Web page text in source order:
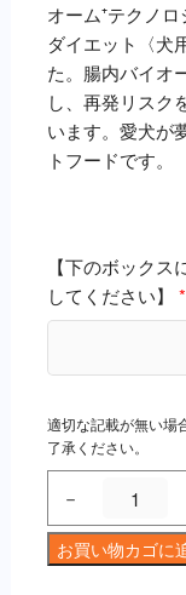
オーム⁺テクノ
ダイエット〈犬
た。腸内バイオ
し、再発リスク
います。愛犬が
トフードです。
【下のボック
してください】 *
適切な記載が無い場
了承ください。
－
【繊
維
＆
お買い物カゴに